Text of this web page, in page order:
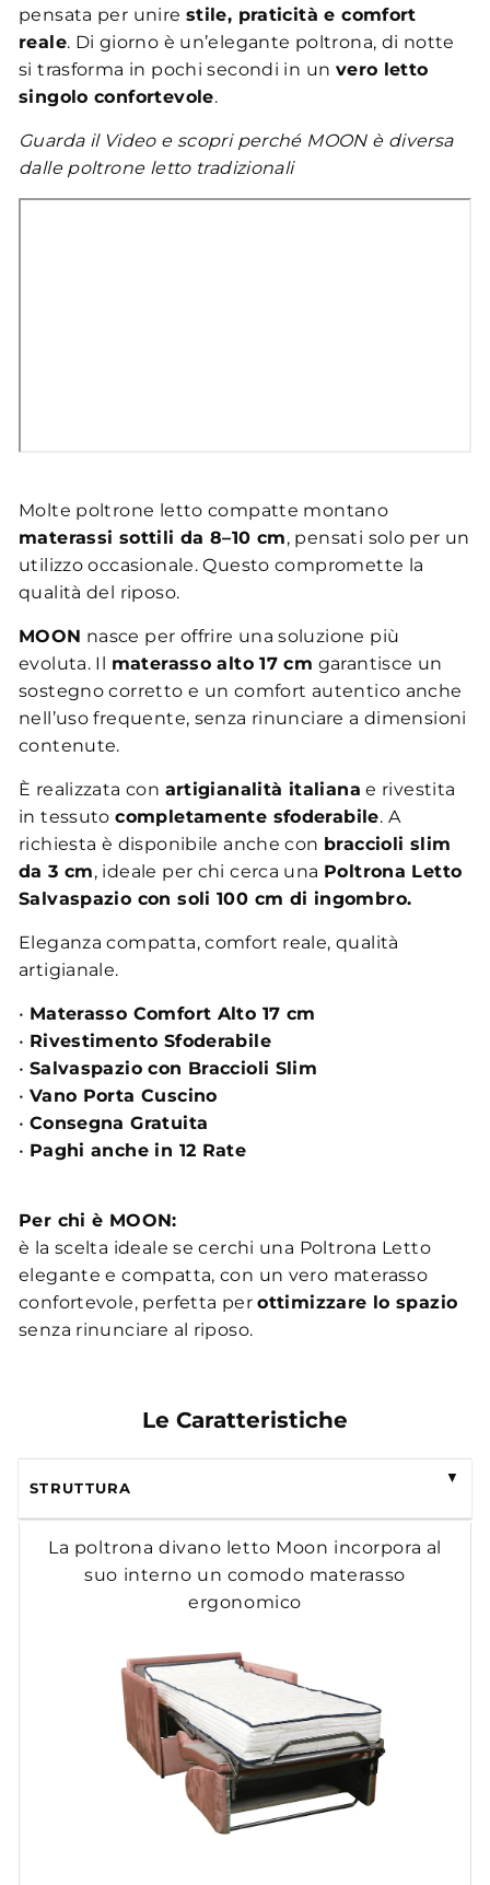
pensata per unire stile, praticità e comfort
reale. Di giorno è un’elegante poltrona, di notte
si trasforma in pochi secondi in un vero letto
singolo confortevole.
Guarda il Video e scopri perché MOON è diversa
dalle poltrone letto tradizionali
Molte poltrone letto compatte montano
materassi sottili da 8–10 cm, pensati solo per un
utilizzo occasionale. Questo compromette la
qualità del riposo.
MOON nasce per offrire una soluzione più
evoluta. Il materasso alto 17 cm garantisce un
sostegno corretto e un comfort autentico anche
nell’uso frequente, senza rinunciare a dimensioni
contenute.
È realizzata con artigianalità italiana e rivestita
in tessutocompletamente sfoderabile. A
richiesta è disponibile anche con braccioli slim
da 3 cm, ideale per chi cerca una Poltrona Letto
Salvaspazio con soli 100 cm di ingombro.
Eleganza compatta, comfort reale, qualità
artigianale.
• Materasso Comfort Alto 17 cm
• Rivestimento Sfoderabile
• Salvaspazio con Braccioli Slim
• Vano Porta Cuscino
• Consegna Gratuita
• Paghi anche in 12 Rate
Per chi è MOON:
è la scelta ideale se cerchi una Poltrona Letto
elegante e compatta, con un vero materasso
confortevole, perfetta perottimizzare lo spazio
senza rinunciare al riposo.
Le Caratteristiche
STRUTTURA
La poltrona divano letto Moon incorpora al
suo interno un comodo materasso
ergonomico